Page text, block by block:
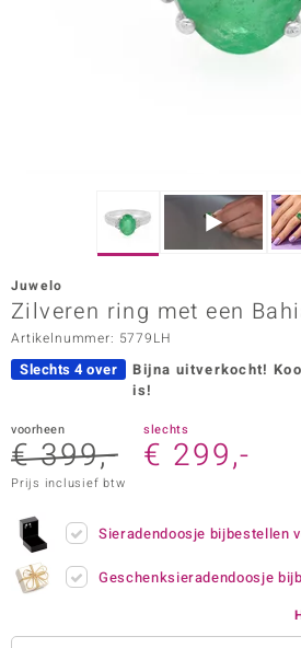
Vogue
in Italy
Paraíso
Juwelo
Zilveren ring met een
Artikelnummer: 5779LH
Slechts 4 over Bijna uitverkocht!
is!
voorheen
€ 399,-
slechts
€ 299,-
Prijs inclusief btw
Sieradendoosje bijbestellen
Geschenksieradendoosje